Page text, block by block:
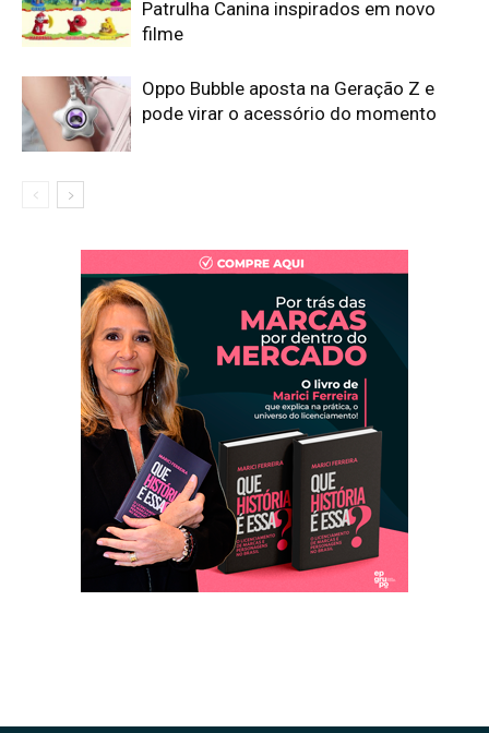
Patrulha Canina inspirados em novo
filme
Oppo Bubble aposta na Geração Z e
pode virar o acessório do momento